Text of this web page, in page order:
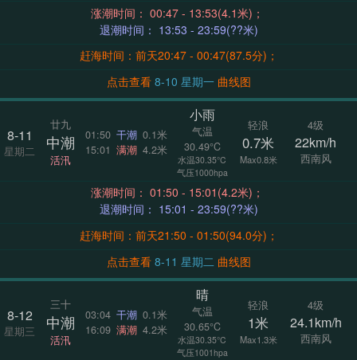
涨潮时间： 00:47 - 13:53(4.1米)；
退潮时间： 13:53 - 23:59(??米)
赶海时间：前天20:47 - 00:47(87.5分)；
点击查看
8-10 星期一 曲线图
8-11
星期二
廿九
中潮
活汛
01:50 干潮 0.1米
15:01 满潮 4.2米
小雨
气温
30.49°C
水温30.35°C
气压1000hpa
轻浪
0.7米
Max0.8米
4级
22km/h
西南风
涨潮时间： 01:50 - 15:01(4.2米)；
退潮时间： 15:01 - 23:59(??米)
赶海时间：前天21:50 - 01:50(94.0分)；
点击查看
8-11 星期二 曲线图
8-12
星期三
三十
中潮
活汛
03:04 干潮 0.1米
16:09 满潮 4.2米
晴
气温
30.65°C
水温30.35°C
气压1001hpa
轻浪
1米
Max1.3米
4级
24.1km/h
西南风